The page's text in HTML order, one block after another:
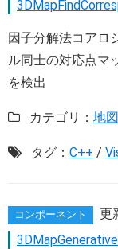
因子分解法コアロ
ル同士の対応点マ
を検出
カテゴリ： 地
タグ： C++ /
コンポーネント 更